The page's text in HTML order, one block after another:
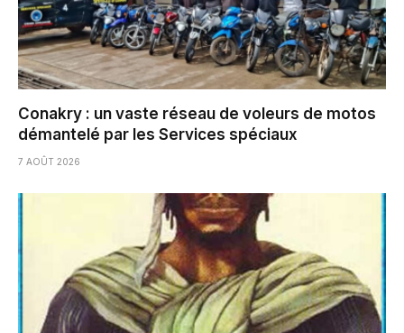
Conakry : un vaste réseau de voleurs de motos
démantelé par les Services spéciaux
7 AOÛT 2026